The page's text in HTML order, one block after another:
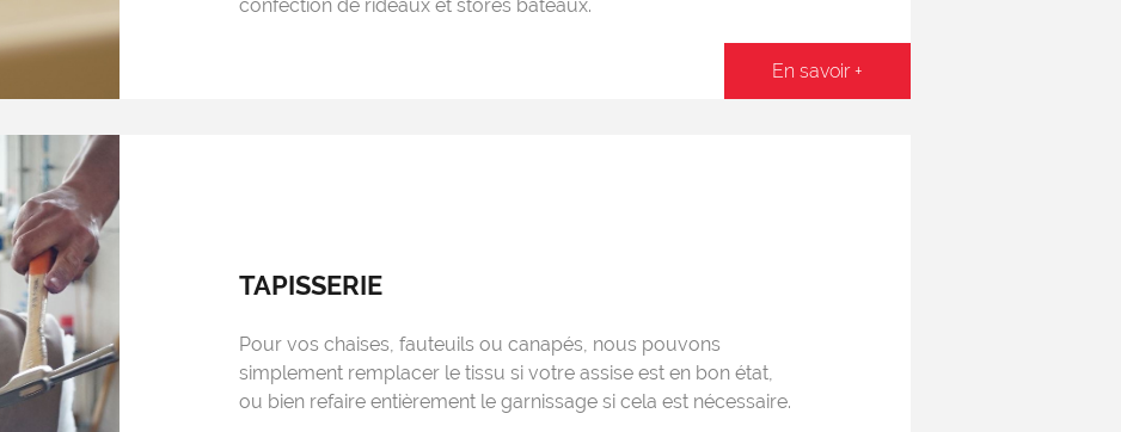
confection de rideaux et stores bateaux.
En savoir +
TAPISSERIE
Pour vos chaises, fauteuils ou canapés, nous pouvons
simplement remplacer le tissu si votre assise est en bon état,
ou bien refaire entièrement le garnissage si cela est nécessaire.